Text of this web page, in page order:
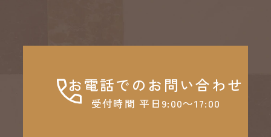
お電話でのお問い合わせ
受付時間 平日9:00～17:00